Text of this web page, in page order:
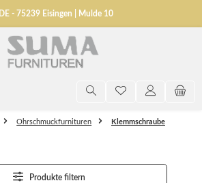
DE - 75239 Eisingen | Mulde 10
Ohrschmuckfurnituren Klemmschraube
Produkte filtern